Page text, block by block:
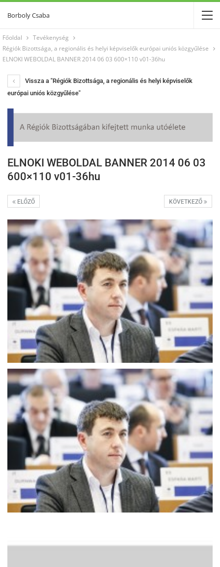
Borboly Csaba
Főoldal
Tevékenység
Régiók Bizottsága, a regionális és helyi képviselők európai uniós közgyűlése
ELNOKI WEBOLDAL BANNER 2014 06 03 600×110 v01-36hu
Vissza a "Régiók Bizottsága, a regionális és helyi képviselők
európai uniós közgyűlése"
ELNOKI WEBOLDAL BANNER 2014 06 03
600×110 v01-36hu
KÖVETKEZŐ
ELŐZŐ